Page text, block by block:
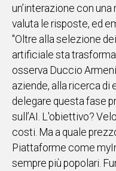
un’interazione con
valuta le risposte, ed
"Oltre alla selezione
artificiale sta
osserva Duccio
aziende, alla ricerca di
delegare questa fase
sull’AI. L'obiettivo?
costi. Ma a quale
Piattaforme come
sempre più popolari.